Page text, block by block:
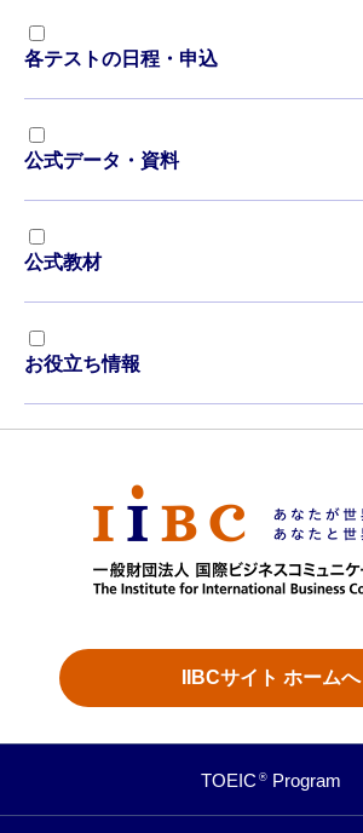
各テストの日程・申込
公式データ・資料
公式教材
お役立ち情報
IIBCサイト ホームへ
TOEIC ® Program